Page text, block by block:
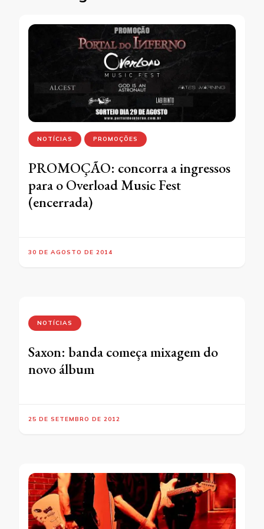
NOTÍCIAS PROMOÇÕES
PROMOÇÃO: concorra a ingressos
para o Overload Music Fest
(encerrada)
30 DE AGOSTO DE 2014
NOTÍCIAS
Saxon: banda começa mixagem do
novo álbum
25 DE SETEMBRO DE 2012